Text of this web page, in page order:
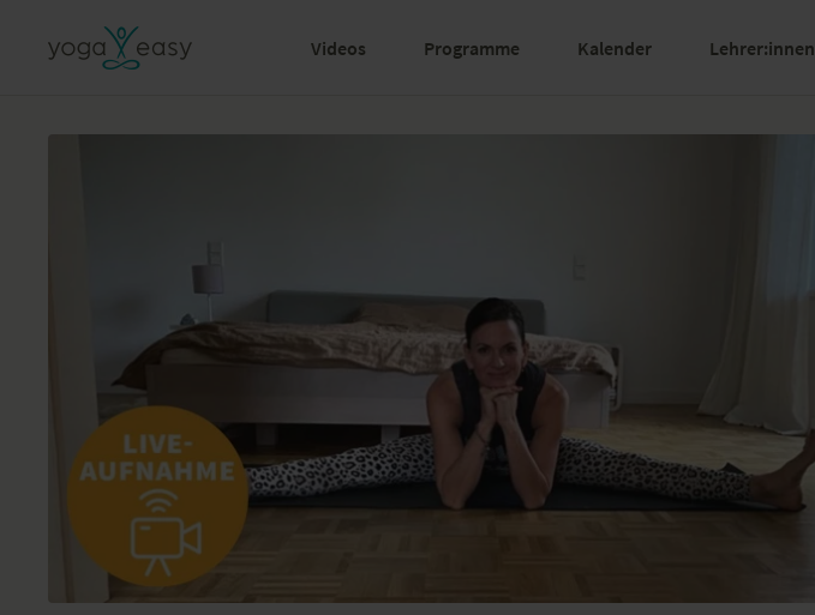
Videos Programme Kalender Lehrer:innen